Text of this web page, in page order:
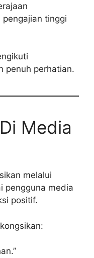
tinggi
penuh perhatian.
Media
melalui
pengguna media
positif.